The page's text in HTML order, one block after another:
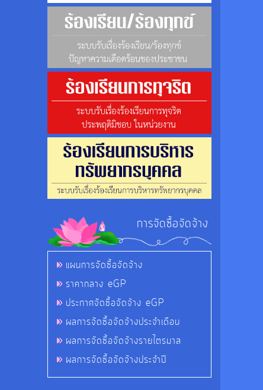
การจัดซื้อจัดจ้าง
แผนการจัดซื้อจัดจ้าง
ราคากลาง eGP
ประกาศจัดซื้อจัดจ้าง eGP
ผลการจัดซื้อจัดจ้างประจำเดือน
ผลการจัดซื้อจัดจ้างรายไตรมาส
ผลการจัดซื้อจัดจ้างประจำปี